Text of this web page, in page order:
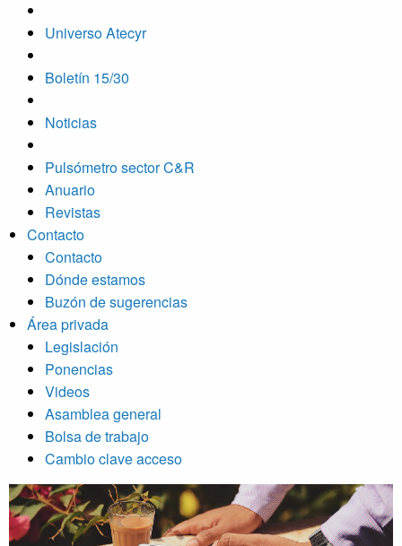
Universo Atecyr
Boletín 15/30
Noticias
Pulsómetro sector C&R
Anuario
Revistas
Contacto
Contacto
Dónde estamos
Buzón de sugerencias
Área privada
Legislación
Ponencias
Videos
Asamblea general
Bolsa de trabajo
Cambio clave acceso